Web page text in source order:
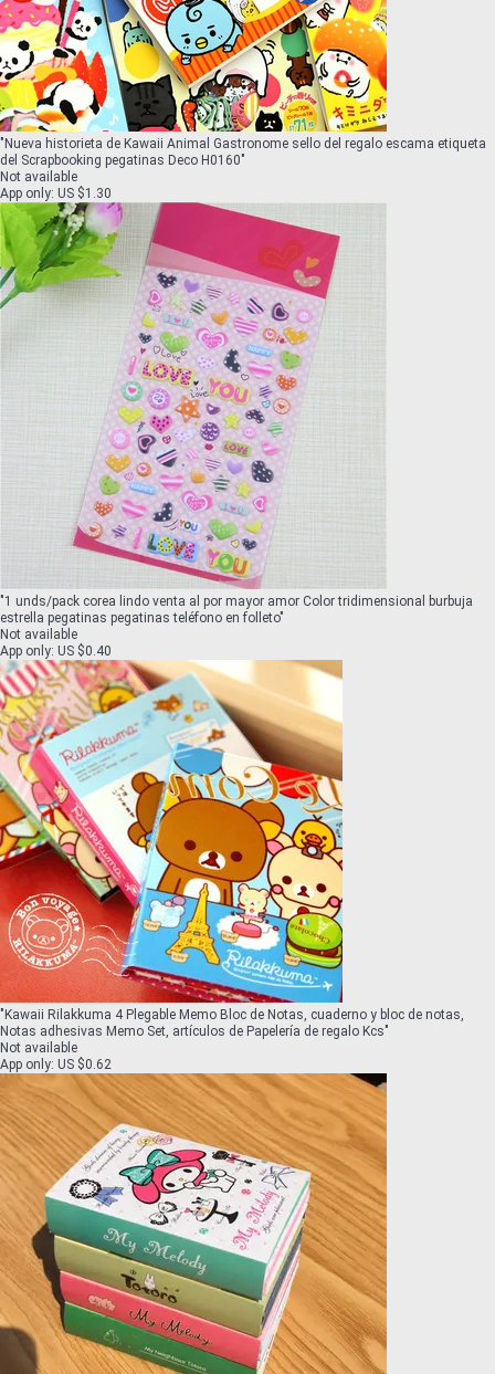
" Nueva historieta de Kawaii Animal Gastronome sello del regalo escama etiqueta
del Scrapbooking pegatinas Deco H0160"
Not available
App only: US $1.30
"1 unds/pack corea lindo venta al por mayor amor Color tridimensional burbuja
estrella pegatinas pegatinas teléfono en folleto"
Not available
App only: US $0.40
" Kawaii Rilakkuma 4 Plegable Memo Bloc de Notas, cuaderno y bloc de notas,
Notas adhesivas Memo Set, artículos de Papelería de regalo Kcs"
Not available
App only: US $0.62